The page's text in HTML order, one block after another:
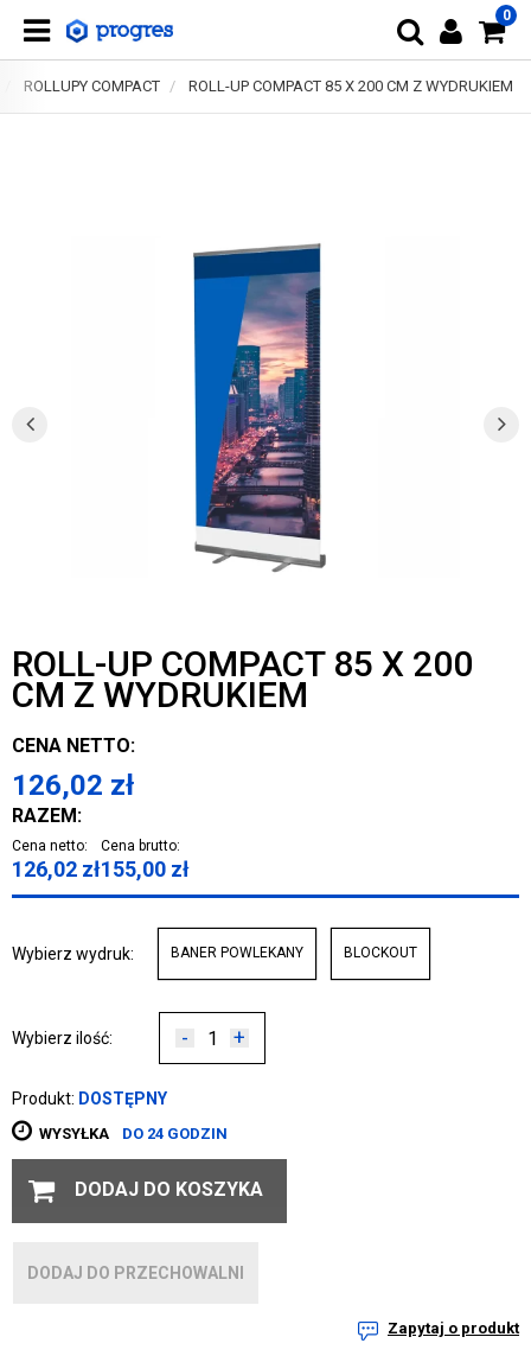
0
ROLLUPY COMPACT ROLL-UP COMPACT 85 X 200 CM Z WYDRUKIEM
ROLL-UP COMPACT 85 X 200
CM Z WYDRUKIEM
CENA NETTO:
126,02 zł
RAZEM:
Cena netto:
126,02 zł
Cena brutto:
155,00 zł
Wybierz wydruk: BANER POWLEKANY BLOCKOUT
Wybierz ilość: - +
Produkt: DOSTĘPNY
WYSYŁKA DO 24 GODZIN
DODAJ DO KOSZYKA
DODAJ DO PRZECHOWALNI
Zapytaj o produkt